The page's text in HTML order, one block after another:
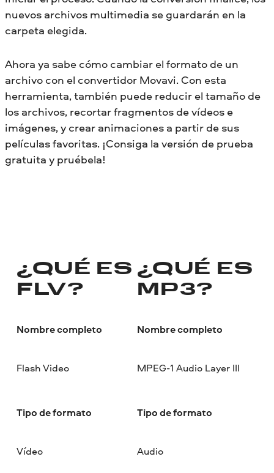
nuevos archivos multimedia se guardarán en la
carpeta elegida.
Ahora ya sabe cómo cambiar el formato de un
archivo con el convertidor Movavi. Con esta
herramienta, también puede reducir el tamaño de
los archivos, recortar fragmentos de vídeos e
imágenes, y crear animaciones a partir de sus
películas favoritas. ¡Consiga la versión de prueba
gratuita y pruébela!
¿QUÉ ES
FLV?
Nombre completo
Flash Video
Tipo de formato
Vídeo
¿QUÉ ES
MP3?
Nombre completo
MPEG-1 Audio Layer III
Tipo de formato
Audio